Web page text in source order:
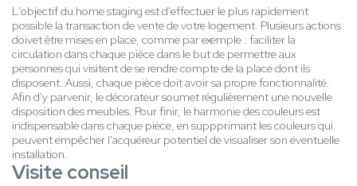
L'objectif du home staging est d'effectuer le plus rapidement
possible la transaction de vente de votre logement. Plusieurs actions
doivet être mises en place, comme par exemple : faciliter la
circulation dans chaque pièce dans le but de permettre aux
personnes qui visitent de se rendre compte de la place dont ils
disposent. Aussi, chaque pièce doit avoir sa propre fonctionnalité.
Afin d'y parvenir, le décorateur soumet régulièrement une nouvelle
disposition des meubles. Pour finir, le harmonie des couleurs est
indispensable dans chaque pièce, en suppprimant les couleurs qui
peuvent empêcher l'acquéreur potentiel de visualiser son éventuelle
installation.
Visite conseil